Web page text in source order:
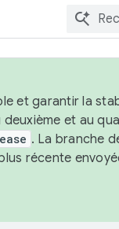
et garantir la
et au
. La branche
récente